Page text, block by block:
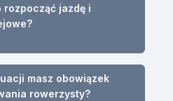
jazdę i
masz obowiązek
rowerzysty?